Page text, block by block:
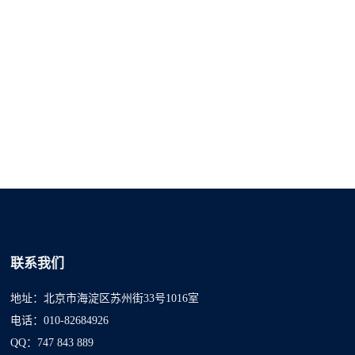
联系我们
地址：北京市海淀区苏州街33号1016室
电话：010-82684926
QQ：747 843 889